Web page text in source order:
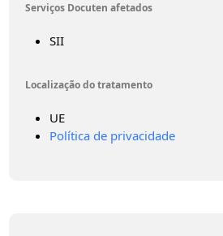
Serviços Docuten afetados
SII
Localização do tratamento
UE
Política de privacidade